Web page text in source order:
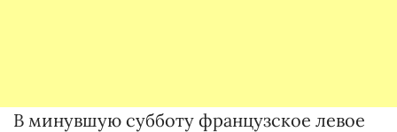
В минувшую субботу французское левое